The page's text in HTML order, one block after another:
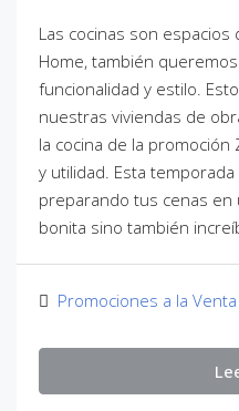
Las cocinas son
Home, también
funcionalidad y estilo.
nuestras viviendas de
la cocina de la
y utilidad. Esta
preparando tus cenas en
bonita sino también
Promociones a la Venta